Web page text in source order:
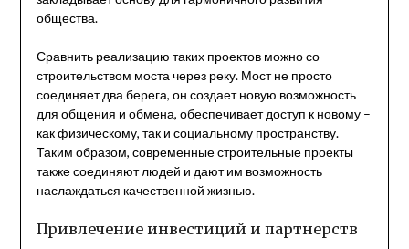
общества.
Сравнить реализацию таких проектов можно со
строительством моста через реку. Мост не просто
соединяет два берега, он создает новую возможность
для общения и обмена, обеспечивает доступ к новому –
как физическому, так и социальному пространству.
Таким образом, современные строительные проекты
также соединяют людей и дают им возможность
наслаждаться качественной жизнью.
Привлечение инвестиций и партнерств